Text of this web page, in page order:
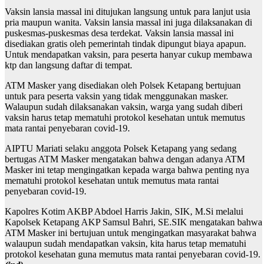
Vaksin lansia massal ini ditujukan langsung untuk para lanjut usia
pria maupun wanita. Vaksin lansia massal ini juga dilaksanakan di
puskesmas-puskesmas desa terdekat. Vaksin lansia massal ini
disediakan gratis oleh pemerintah tindak dipungut biaya apapun.
Untuk mendapatkan vaksin, para peserta hanyar cukup membawa
ktp dan langsung daftar di tempat.
ATM Masker yang disediakan oleh Polsek Ketapang bertujuan
untuk para peserta vaksin yang tidak menggunakan masker.
Walaupun sudah dilaksanakan vaksin, warga yang sudah diberi
vaksin harus tetap mematuhi protokol kesehatan untuk memutus
mata rantai penyebaran covid-19.
AIPTU Mariati selaku anggota Polsek Ketapang yang sedang
bertugas ATM Masker mengatakan bahwa dengan adanya ATM
Masker ini tetap mengingatkan kepada warga bahwa penting nya
mematuhi protokol kesehatan untuk memutus mata rantai
penyebaran covid-19.
Kapolres Kotim AKBP Abdoel Harris Jakin, SIK, M.Si melalui
Kapolsek Ketapang AKP Samsul Bahri, SE.SIK mengatakan bahwa
ATM Masker ini bertujuan untuk mengingatkan masyarakat bahwa
walaupun sudah mendapatkan vaksin, kita harus tetap mematuhi
protokol kesehatan guna memutus mata rantai penyebaran covid-19.